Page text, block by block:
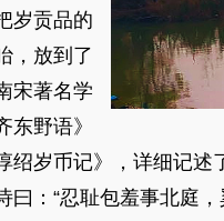
岁贡品的
，放到了
宋著名学
东野语》
绍岁币记》，详细记
曰：“忍耻包羞事北庭